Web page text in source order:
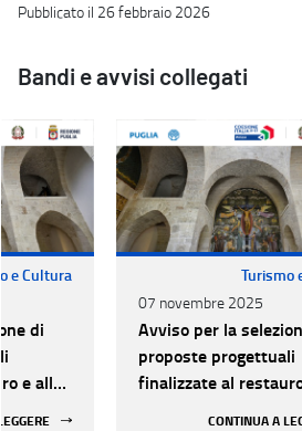
Pubblicato il 26 febbraio 2026
Bandi e avvisi collegati
e Cultura
di
e alla
Turismo
07 novembre 2025
Avviso per la
proposte progettuali
finalizzate al
CONTINUA A